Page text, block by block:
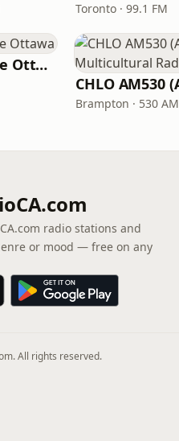
Toronto · 99.1 FM
CBC Radio One Ottawa
Brampton · 530 AM
radio stations and
or mood — free on any
All rights reserved.